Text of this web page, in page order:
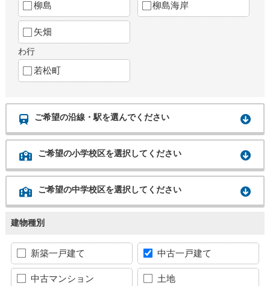
柳島 柳島海岸
矢畑
わ行
若松町
ご希望の沿線・駅を選んでください
ご希望の小学校区を選択してください
ご希望の中学校区を選択してください
建物種別
新築一戸建て 中古一戸建て
中古マンション 土地